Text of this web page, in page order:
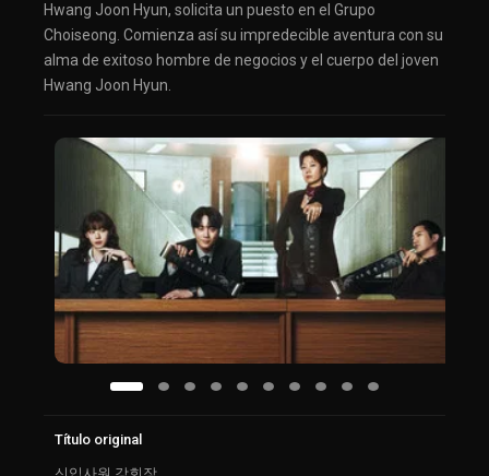
Hwang Joon Hyun, solicita un puesto en el Grupo
Choiseong. Comienza así su impredecible aventura con su
alma de exitoso hombre de negocios y el cuerpo del joven
Hwang Joon Hyun.
Título original